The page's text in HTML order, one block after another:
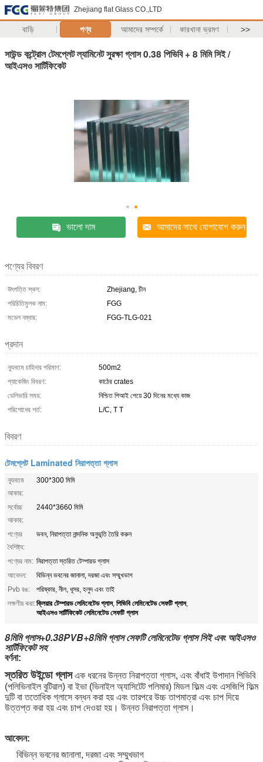
Zhejiang flat Glass CO.,LTD
বাড়ি পণ্য আমাদের সম্পর্কে কারখানা ভ্রমণ >>
সাউন্ড কন্ট্রোল টেমপ্লেট ল্যামিনেট সুরক্ষা গ্লাস 0.38 পিভিবি + 8 মিমি সিই /
আইএসও সার্টিফিকেট
ভালো দাম আমাদের সাথে যোগাযোগ করুন
পণ্যের বিবরণ
উৎপত্তি স্থল:
Zhejiang, চীন
পরিচিতিমুলক নাম:
FGG
মডেল নম্বার:
FGG-TLG-021
প্রদান
ন্যূনতম চাহিদার পরিমাণ:
500m2
প্যাকেজিং বিবরণ:
কাঠের crates
ডেলিভারি সময়:
নিশ্চিত পিআই পেয়ে 30 দিনের মধ্যে কাজ
পরিশোধের শর্ত:
L/C, T T
বিবরণ
টেমপ্লেট Laminated নিরাপত্তা গ্লাস
ন্যূনতম
আকার:
300*300 মিমি
সর্বোচ্চ
আকার:
2440*3660 মিমি
পণ্যের
বৈশিষ্ট্য:
ভবন, নিরাপত্তা নান্দনিক অনুভূতি তৈরি করুন
পণ্যের নাম: নিরাপত্তা স্তরিত টেম্পারড গ্লাস
আবেদন:
বিভিন্ন ভবনের জানালা, দরজা এবং সম্মুখভাগ
Pvb রঙ:
পরিষ্কার, নীল, ধূসর, হলুদ এবং তাই
লক্ষণীয় করা:ক্লিয়ার টেম্পারড লেমিনেটেড গ্লাস, পিভিবি লেমিনেটেড সেফটি গ্লাস,
আইএসও সার্টিফিকেট লেমিনেটেড সেফটি গ্লাস
8মিমি গ্লাস+0.38PVB+8মিমি গ্লাস সেফটি লেমিনেটেড গ্লাস সিই এবং আইএসও
সার্টিফিকেট সহ
বর্ণনা:
স্তরিত উইন্ডো গ্লাসএক ধরনের উন্নত নিরাপত্তা গ্লাস, এবং বাঁধাই উপাদান পিভিবি
(পলিভিনাইল বুটিরাল) বা ইভা (ভিনাইল অ্যাসিটেট পলিমার) মিডল ফিল্ম এবং এসজিপি ফিল্ম
দুটি বা ততোধিক গ্লাসে বন্ধন করা হয় এবং তারপরে উচ্চ তাপমাত্রা এবং চাপ দিয়ে
উত্তপ্ত করা হয় এবং চাপ দেওয়া হয়। উন্নত নিরাপত্তা গ্লাস।
আবেদন:
বিভিন্ন ভবনের জানালা, দরজা এবং সম্মুখভাগ